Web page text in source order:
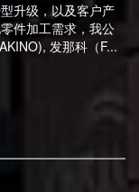
升级，以及客户产
件加工需求，我公
发那科（F...